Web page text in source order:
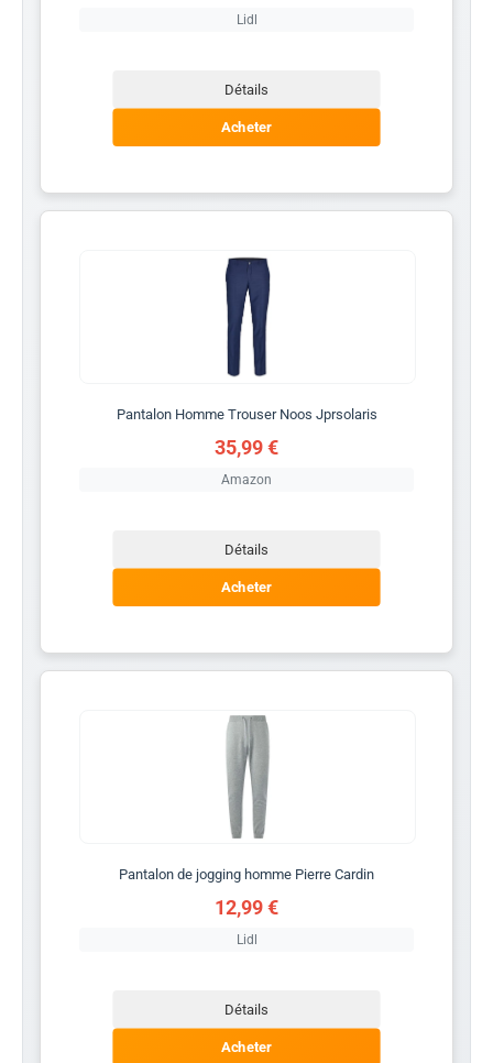
Lidl
Détails
Acheter
Pantalon Homme Trouser Noos Jprsolaris
35,99 €
Amazon
Détails
Acheter
Pantalon de jogging homme Pierre Cardin
12,99 €
Lidl
Détails
Acheter